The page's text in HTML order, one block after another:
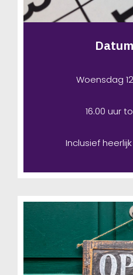
Woensdag
16.00 uur
Inclusief